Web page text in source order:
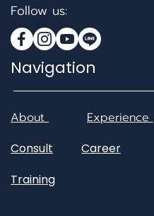
Follow us:
Navigation
About Experience
Consult
Career
Training